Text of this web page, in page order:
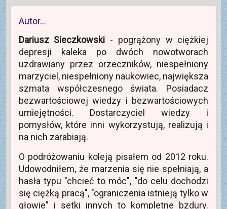
Autor…
Dariusz Sieczkowski - pogrążony w ciężkiej
depresji kaleka po dwóch nowotworach
uzdrawiany przez orzeczników, niespełniony
marzyciel, niespełniony naukowiec, największa
szmata współczesnego świata. Posiadacz
bezwartościowej wiedzy i bezwartościowych
umiejętności. Dostarczyciel wiedzy i
pomysłów, które inni wykorzystują, realizują i
na nich zarabiają.
O podróżowaniu koleją pisałem od 2012 roku.
Udowodniłem, że marzenia się nie spełniają, a
hasła typu "chcieć to móc", "do celu dochodzi
się ciężką pracą", "ograniczenia istnieją tylko w
głowie" i setki innych to kompletne bzdury.